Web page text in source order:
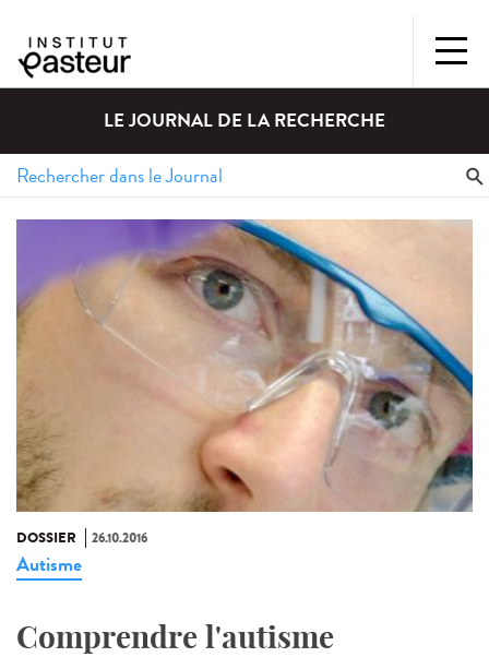
LE JOURNAL DE LA RECHERCHE
DOSSIER 26.10.2016
Autisme
Comprendre l'autisme